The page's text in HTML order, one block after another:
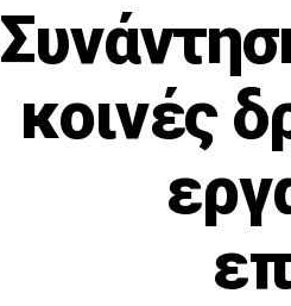
κοινές